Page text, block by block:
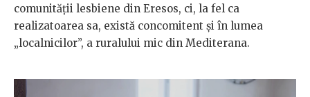
comunității lesbiene din Eresos, ci, la fel ca
realizatoarea sa, există concomitent și în lumea
„localnicilor”, a ruralului mic din Mediterana.